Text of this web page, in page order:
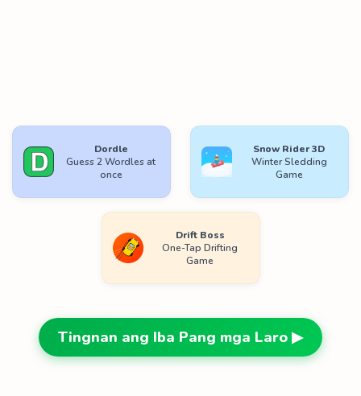
Dordle
Guess 2 Wordles at
once
Snow Rider 3D
Winter Sledding
Game
Drift Boss
One-Tap Drifting
Game
Tingnan ang Iba Pang mga Laro ▶